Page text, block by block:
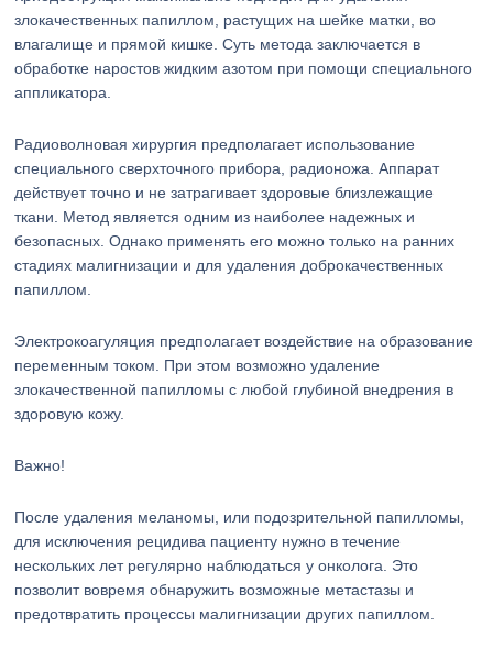
злокачественных папиллом, растущих на шейке матки, во
влагалище и прямой кишке. Суть метода заключается в
обработке наростов жидким азотом при помощи специального
аппликатора.
Радиоволновая хирургия предполагает использование
специального сверхточного прибора, радионожа. Аппарат
действует точно и не затрагивает здоровые близлежащие
ткани. Метод является одним из наиболее надежных и
безопасных. Однако применять его можно только на ранних
стадиях малигнизации и для удаления доброкачественных
папиллом.
Электрокоагуляция предполагает воздействие на образование
переменным током. При этом возможно удаление
злокачественной папилломы с любой глубиной внедрения в
здоровую кожу.
Важно!
После удаления меланомы, или подозрительной папилломы,
для исключения рецидива пациенту нужно в течение
нескольких лет регулярно наблюдаться у онколога. Это
позволит вовремя обнаружить возможные метастазы и
предотвратить процессы малигнизации других папиллом.